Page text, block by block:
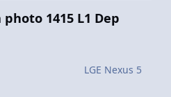
1415 L1 Dep
LGE Nexus 5